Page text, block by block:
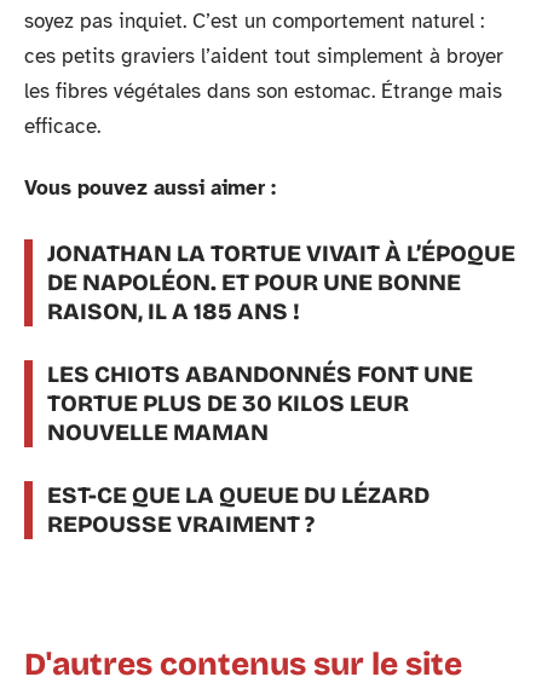
soyez pas inquiet. C’est un comportement naturel :
ces petits graviers l’aident tout simplement à broyer
les fibres végétales dans son estomac. Étrange mais
efficace.
Vous pouvez aussi aimer :
JONATHAN LA TORTUE VIVAIT À L’ÉPOQUE
DE NAPOLÉON. ET POUR UNE BONNE
RAISON, IL A 185 ANS !
LES CHIOTS ABANDONNÉS FONT UNE
TORTUE PLUS DE 30 KILOS LEUR
NOUVELLE MAMAN
EST-CE QUE LA QUEUE DU LÉZARD
REPOUSSE VRAIMENT ?
D'autres contenus sur le site